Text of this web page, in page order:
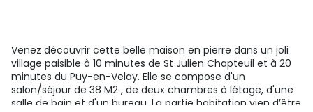
Venez découvrir cette belle maison en pierre dans un joli
village paisible à 10 minutes de St Julien Chapteuil et à 20
minutes du Puy-en-Velay. Elle se compose d'un
salon/séjour de 38 M2 , de deux chambres à létage, d'une
salle de bain et d'un bureau. La partie habitation vien d’être